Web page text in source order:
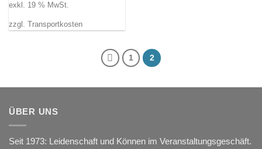
exkl. 19 % MwSt.
zzgl. Transportkosten
1 2
ÜBER UNS
Seit 1973: Leidenschaft und Können im Veranstaltungsgeschäft.